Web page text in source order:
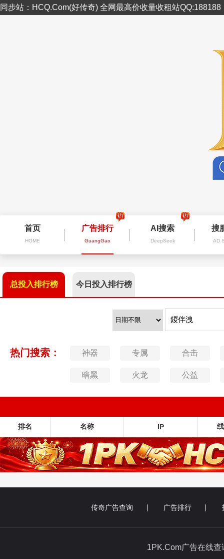
同步站：HCQ.Com(好传奇) 全网最高价收量收租站
首页
HOME
广告排行
GuangGao
AI搜索
DeepSeek
搜
AD
总投入排行榜 今日投入排行榜
热门搜索： 神器 专属 合击
暗黑 火龙 公益
排名 名称 IP
传奇广告查询 广告排行
1PK.Com广告在